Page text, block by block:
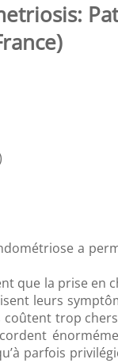
a
que la prise en
leurs
trop
parfois